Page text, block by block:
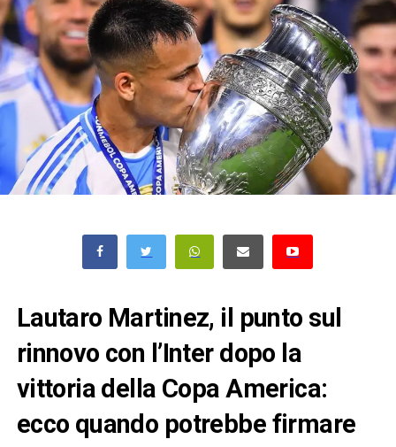
Lautaro Martinez, il punto sul
rinnovo con l’Inter dopo la
vittoria della Copa America:
ecco quando potrebbe firmare